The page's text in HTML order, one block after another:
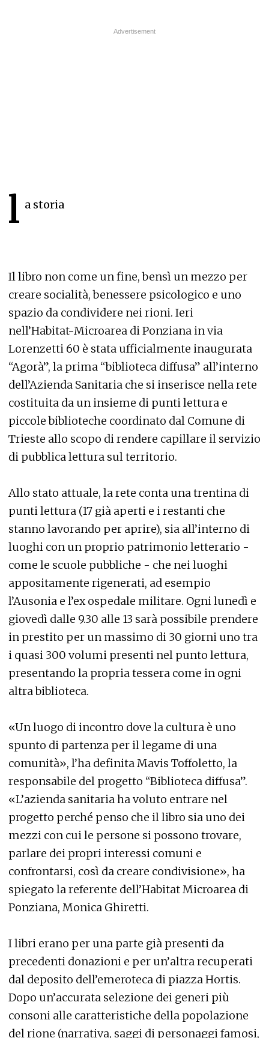
l a storia
Il libro non come un fine, bensì un mezzo per
creare socialità, benessere psicologico e uno
spazio da condividere nei rioni. Ieri
nell’Habitat-Microarea di Ponziana in via
Lorenzetti 60 è stata ufficialmente inaugurata
“Agorà”, la prima “biblioteca diffusa” all’interno
dell’Azienda Sanitaria che si inserisce nella rete
costituita da un insieme di punti lettura e
piccole biblioteche coordinato dal Comune di
Trieste allo scopo di rendere capillare il servizio
di pubblica lettura sul territorio.
Allo stato attuale, la rete conta una trentina di
punti lettura (17 già aperti e i restanti che
stanno lavorando per aprire), sia all’interno di
luoghi con un proprio patrimonio letterario -
come le scuole pubbliche - che nei luoghi
appositamente rigenerati, ad esempio
l’Ausonia e l’ex ospedale militare. Ogni lunedì e
giovedì dalle 9.30 alle 13 sarà possibile prendere
in prestito per un massimo di 30 giorni uno tra
i quasi 300 volumi presenti nel punto lettura,
presentando la propria tessera come in ogni
altra biblioteca.
«Un luogo di incontro dove la cultura è uno
spunto di partenza per il legame di una
comunità», l’ha definita Mavis Toffoletto, la
responsabile del progetto “Biblioteca diffusa”.
«L’azienda sanitaria ha voluto entrare nel
progetto perché penso che il libro sia uno dei
mezzi con cui le persone si possono trovare,
parlare dei propri interessi comuni e
confrontarsi, così da creare condivisione», ha
spiegato la referente dell’Habitat Microarea di
Ponziana, Monica Ghiretti.
I libri erano per una parte già presenti da
precedenti donazioni e per un’altra recuperati
dal deposito dell’emeroteca di piazza Hortis.
Dopo un’accurata selezione dei generi più
consoni alle caratteristiche della popolazione
del rione (narrativa, saggi di personaggi famosi,